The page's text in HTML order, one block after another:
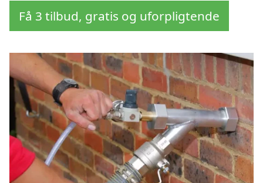
Få 3 tilbud, gratis og uforpligtende